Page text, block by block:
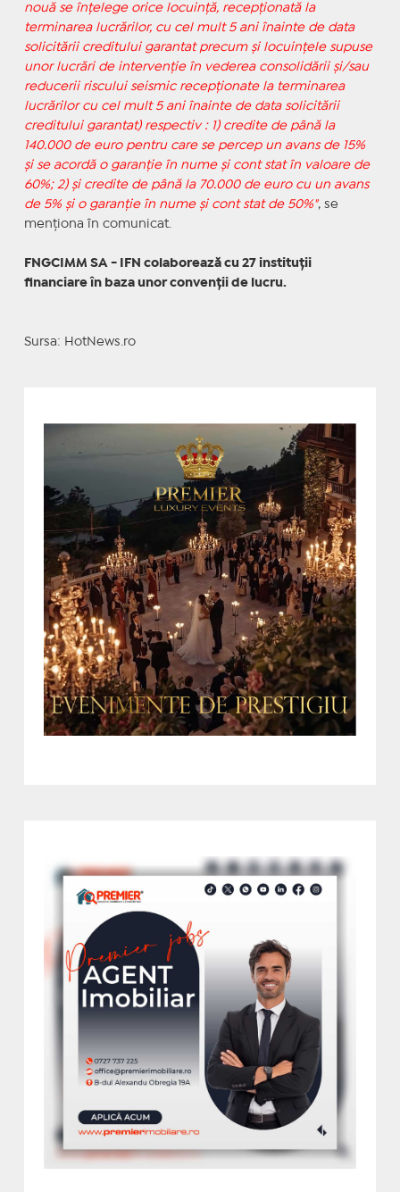
nouă se înţelege orice locuinţă, recepţionată la
terminarea lucrărilor, cu cel mult 5 ani înainte de data
solicitării creditului garantat precum şi locuinţele supuse
unor lucrări de intervenţie în vederea consolidării şi/sau
reducerii riscului seismic recepţionate la terminarea
lucrărilor cu cel mult 5 ani înainte de data solicitării
creditului garantat) respectiv : 1) credite de până la
140.000 de euro pentru care se percep un avans de 15%
şi se acordă o garanţie în nume şi cont stat în valoare de
60%; 2) şi credite de până la 70.000 de euro cu un avans
de 5% şi o garanţie în nume şi cont stat de 50%", se
menţiona în comunicat.
FNGCIMM SA - IFN colaborează cu 27 instituţii
financiare în baza unor convenţii de lucru.
Sursa: HotNews.ro